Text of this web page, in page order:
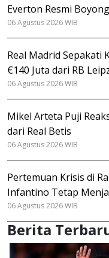
Everton Resmi
06 Agustus 2026 WIB
Real Madrid Sepakati
€140 Juta dari RB
06 Agustus 2026 WIB
Mikel Arteta Puji
dari Real Betis
06 Agustus 2026 WIB
Pertemuan Krisis di
Infantino Tetap
06 Agustus 2026 WIB
Berita